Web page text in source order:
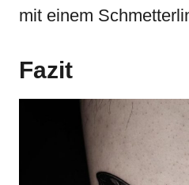
mit einem
Fazit